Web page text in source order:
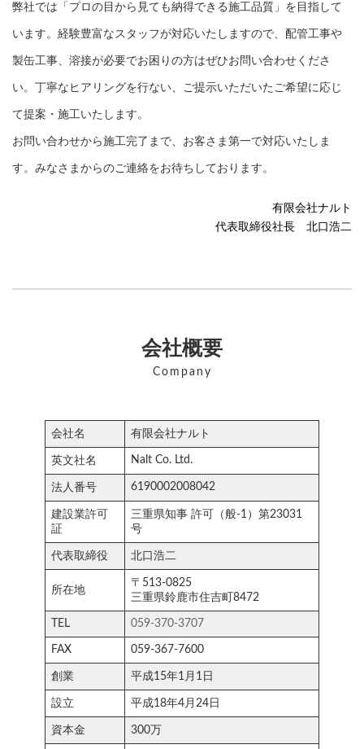
弊社では「プロの目から見ても納得できる施工品質」を目指して
います。経験豊富なスタッフが対応いたしますので、配管工事や
製缶工事、溶接が必要でお困りの方はぜひお問い合わせくださ
い。丁寧なヒアリングを行ない、ご提示いただいたご希望に応じ
て提案・施工いたします。
お問い合わせから施工完了まで、お客さま第一で対応いたしま
す。みなさまからのご連絡をお待ちしております。
有限会社ナルト
代表取締役社長 北口浩二
会社概要
Company
会社名 有限会社ナルト
英文社名 Nalt Co. Ltd.
法人番号 6190002008042
建設業許可
証
三重県知事 許可（般-1）第23031
号
代表取締役 北口浩二
所在地
〒513-0825
三重県鈴鹿市住吉町8472
TEL 059-370-3707
FAX 059-367-7600
創業 平成15年1月1日
設立 平成18年4月24日
資本金 300万